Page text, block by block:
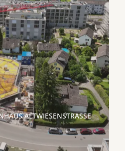
ALTWIESENSTRASSE